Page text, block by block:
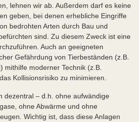
lehnen wir ab. Außerdem darf es keine
geben, bei denen erhebliche Eingriffe
bedrohten Arten durch Bau und
sind. Zu diesem Zweck ist eine
Auch an geeigneten
Gefährdung von Tierbeständen (z.B.
mithilfe moderner Technik (z.B.
Kollisionsrisiko zu minimieren.
dezentral – d.h. ohne aufwändige
ohne Abwärme und ohne
Wichtig ist, dass diese Anlagen